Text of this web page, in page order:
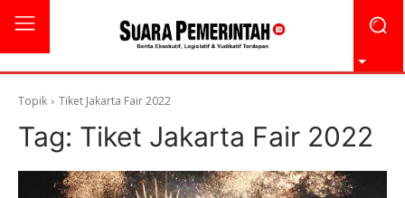
Topik Tiket Jakarta Fair 2022
Tag: Tiket Jakarta Fair 2022